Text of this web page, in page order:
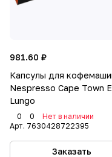
981.60 ₽
Капсулы для
Nespresso Cape Town
Lungo
0 0
Нет в наличии
Арт. 7630428722395
Заказать